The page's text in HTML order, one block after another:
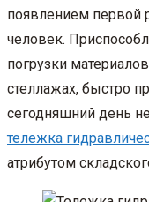
появлением первой
человек.
погрузки
стеллажах, быстро
сегодняшний день
тележка
атрибутом